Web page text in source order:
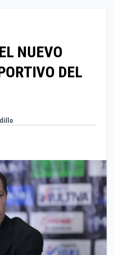
NUEVO
DEL